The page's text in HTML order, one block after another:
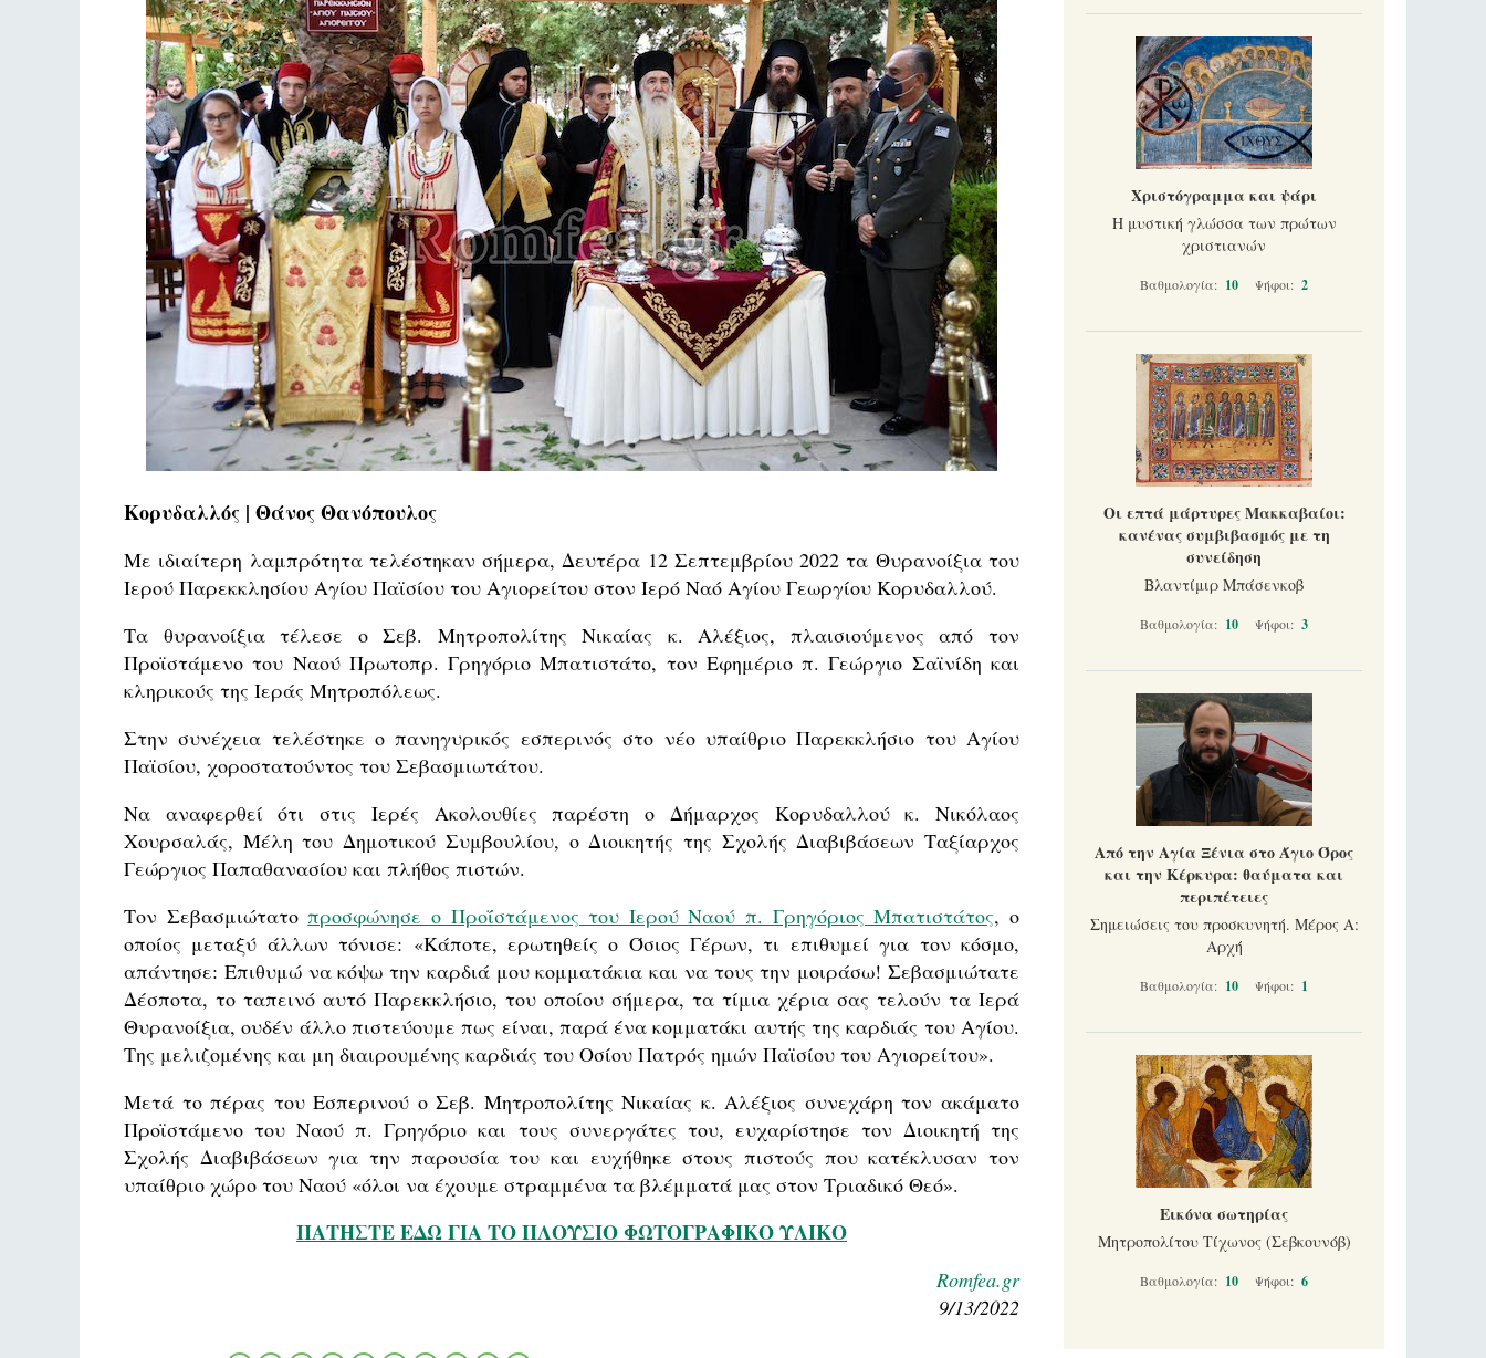
Κορυδαλλός | Θάνος Θανόπουλος
Με ιδιαίτερη λαμπρότητα τελέστηκαν σήμερα, Δευτέρα 12 Σεπτεμβρίου 2022 τα Θυρανοίξια του
Ιερού Παρεκκλησίου Αγίου Παϊσίου του Αγιορείτου στον Ιερό Ναό Αγίου Γεωργίου Κορυδαλλού.
Τα θυρανοίξια τέλεσε ο Σεβ. Μητροπολίτης Νικαίας κ. Αλέξιος, πλαισιούμενος από τον
Προϊστάμενο του Ναού Πρωτοπρ. Γρηγόριο Μπατιστάτο, τον Εφημέριο π. Γεώργιο Σαϊνίδη και
κληρικούς της Ιεράς Μητροπόλεως.
Στην συνέχεια τελέστηκε ο πανηγυρικός εσπερινός στο νέο υπαίθριο Παρεκκλήσιο του Αγίου
Παϊσίου, χοροστατούντος του Σεβασμιωτάτου.
Να αναφερθεί ότι στις Ιερές Ακολουθίες παρέστη ο Δήμαρχος Κορυδαλλού κ. Νικόλαος
Χουρσαλάς, Μέλη του Δημοτικού Συμβουλίου, ο Διοικητής της Σχολής Διαβιβάσεων Ταξίαρχος
Γεώργιος Παπαθανασίου και πλήθος πιστών.
Τον Σεβασμιώτατοπροσφώνησε ο Προΐστάμενος του Ιερού Ναού π. Γρηγόριος Μπατιστάτος, ο
οποίος μεταξύ άλλων τόνισε: «Κάποτε, ερωτηθείς ο Όσιος Γέρων, τι επιθυμεί για τον κόσμο,
απάντησε: Επιθυμώ να κόψω την καρδιά μου κομματάκια και να τους την μοιράσω! Σεβασμιώτατε
Δέσποτα, το ταπεινό αυτό Παρεκκλήσιο, του οποίου σήμερα, τα τίμια χέρια σας τελούν τα Ιερά
Θυρανοίξια, ουδέν άλλο πιστεύουμε πως είναι, παρά ένα κομματάκι αυτής της καρδιάς του Αγίου.
Της μελιζομένης και μη διαιρουμένης καρδιάς του Οσίου Πατρός ημών Παϊσίου του Αγιορείτου».
Μετά το πέρας του Εσπερινού ο Σεβ. Μητροπολίτης Νικαίας κ. Αλέξιος συνεχάρη τον ακάματο
Προϊστάμενο του Ναού π. Γρηγόριο και τους συνεργάτες του, ευχαρίστησε τον Διοικητή της
Σχολής Διαβιβάσεων για την παρουσία του και ευχήθηκε στους πιστούς που κατέκλυσαν τον
υπαίθριο χώρο του Ναού «όλοι να έχουμε στραμμένα τα βλέμματά μας στον Τριαδικό Θεό».
ΠΑΤΗΣΤΕ ΕΔΩ ΓΙΑ ΤΟ ΠΛΟΥΣΙΟ ΦΩΤΟΓΡΑΦΙΚΟ ΥΛΙΚΟ
Romfea.gr
9/13/2022
Χριστόγραμμα και ψάρι
Η μυστική γλώσσα των πρώτων
χριστιανών
Βαθμολογία: 10 Ψήφοι: 2
Οι επτά μάρτυρες Μακκαβαίοι:
κανένας συμβιβασμός με τη
συνείδηση
Βλαντίμιρ Μπάσενκοβ
Βαθμολογία: 10 Ψήφοι: 3
Από την Αγία Ξένια στο Άγιο Όρος
και την Κέρκυρα: θαύματα και
περιπέτειες
Σημειώσεις του προσκυνητή. Μέρος Α:
Αρχή
Βαθμολογία: 10 Ψήφοι: 1
Εικόνα σωτηρίας
Μητροπολίτου Τίχωνος (Σεβκουνόβ)
Βαθμολογία: 10 Ψήφοι: 6